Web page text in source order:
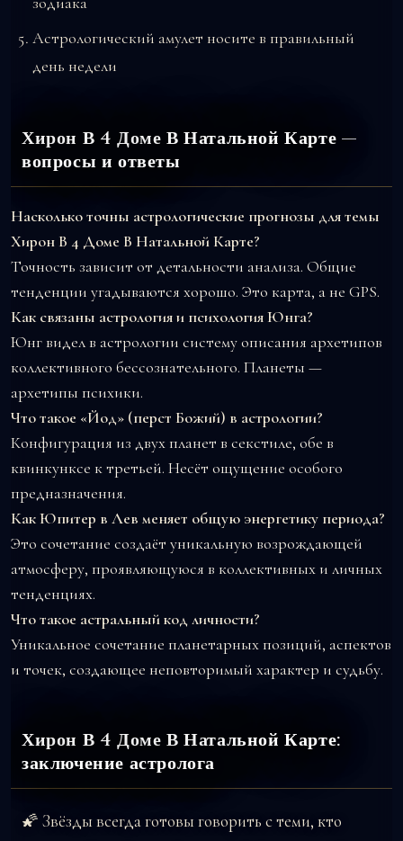
Астрологический амулет носите в правильный
день недели
Хирон В 4 Доме В Натальной Карте —
вопросы и ответы
Насколько точны астрологические прогнозы для темы
Хирон В 4 Доме В Натальной Карте?
Точность зависит от детальности анализа. Общие
тенденции угадываются хорошо. Это карта, а не GPS.
Как связаны астрология и психология Юнга?
Юнг видел в астрологии систему описания архетипов
коллективного бессознательного. Планеты —
архетипы психики.
Что такое «Йод» (перст Божий) в астрологии?
Конфигурация из двух планет в секстиле, обе в
квинкунксе к третьей. Несёт ощущение особого
предназначения.
Как Юпитер в Лев меняет общую энергетику периода?
Это сочетание создаёт уникальную возрождающей
атмосферу, проявляющуюся в коллективных и личных
тенденциях.
Что такое астральный код личности?
Уникальное сочетание планетарных позиций, аспектов
и точек, создающее неповторимый характер и судьбу.
Хирон В 4 Доме В Натальной Карте:
заключение астролога
🌠 Звёзды всегда готовы говорить с теми, кто